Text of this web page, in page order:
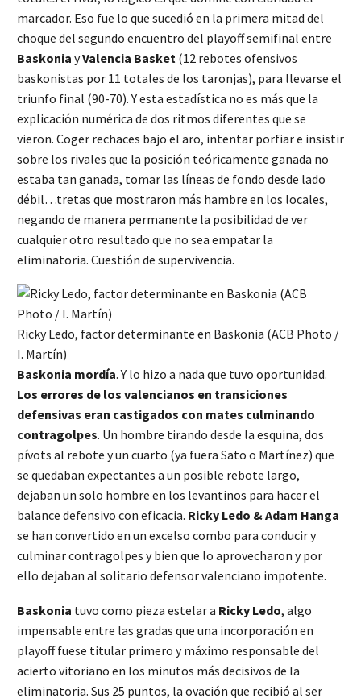
marcador. Eso fue lo que sucedió en la primera mitad del
choque del segundo encuentro del playoff semifinal entre
Baskonia yValencia Basket (12 rebotes ofensivos
baskonistas por 11 totales de los taronjas), para llevarse el
triunfo final (90-70). Y esta estadística no es más que la
explicación numérica de dos ritmos diferentes que se
vieron. Coger rechaces bajo el aro, intentar porfiar e insistir
sobre los rivales que la posición teóricamente ganada no
estaba tan ganada, tomar las líneas de fondo desde lado
débil…tretas que mostraron más hambre en los locales,
negando de manera permanente la posibilidad de ver
cualquier otro resultado que no sea empatar la
eliminatoria. Cuestión de supervivencia.
Ricky Ledo, factor determinante en Baskonia (ACB Photo /
I. Martín)
Baskonia mordía. Y lo hizo a nada que tuvo oportunidad.
Los errores de los valencianos en transiciones
defensivas eran castigados con mates culminando
contragolpes. Un hombre tirando desde la esquina, dos
pívots al rebote y un cuarto (ya fuera Sato o Martínez) que
se quedaban expectantes a un posible rebote largo,
dejaban un solo hombre en los levantinos para hacer el
balance defensivo con eficacia. Ricky Ledo & Adam Hanga
se han convertido en un excelso combo para conducir y
culminar contragolpes y bien que lo aprovecharon y por
ello dejaban al solitario defensor valenciano impotente.
Baskonia tuvo como pieza estelar a Ricky Ledo, algo
impensable entre las gradas que una incorporación en
playoff fuese titular primero y máximo responsable del
acierto vitoriano en los minutos más decisivos de la
eliminatoria. Sus 25 puntos, la ovación que recibió al ser